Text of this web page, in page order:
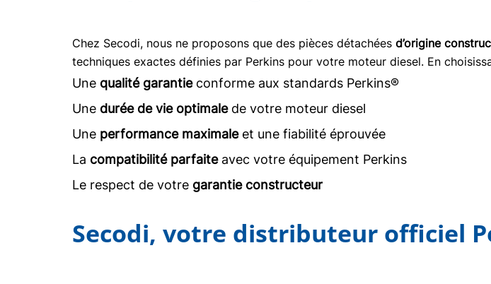
Chez Secodi, nous ne proposons que des pièces détachées d’origine
techniques exactes définies par Perkins pour votre moteur diesel. En
Une qualité garantieconforme aux standards Perkins®
Une durée de vie optimalede votre moteur diesel
Une performance maximaleet une fiabilité éprouvée
La compatibilité parfaiteavec votre équipement Perkins
Le respect de votre garantie constructeur
Secodi, votre distributeur officiel